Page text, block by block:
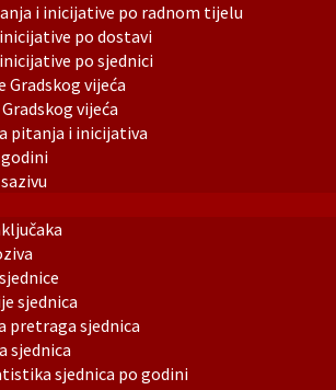
i inicijative po radnom tijelu
po dostavi
po sjednici
Gradskog vijeća
vijeća
pitanja i inicijativa
sjednica
pretraga sjednica
sjednica
sjednica po godini